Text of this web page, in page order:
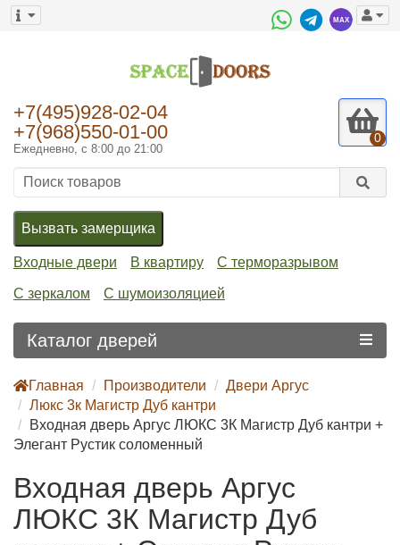
+7(495)928-02-04
+7(968)550-01-00
Ежедневно, с 8:00 до 21:00
0
Вызвать замерщика
Входные двери В квартиру С терморазрывом
С зеркалом С шумоизоляцией
Каталог дверей
Главная Производители
Двери Аргус
Люкс 3к Магистр Дуб кантри
Входная дверь Аргус ЛЮКС 3К Магистр Дуб кантри +
Элегант Рустик соломенный
Входная дверь Аргус
ЛЮКС 3К Магистр Дуб